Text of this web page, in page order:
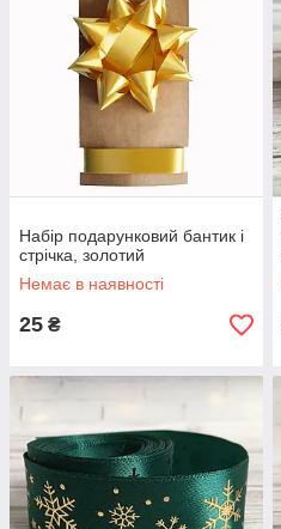
Набір подарунковий бантик і
стрічка, золотий
Немає в наявності
25 ₴